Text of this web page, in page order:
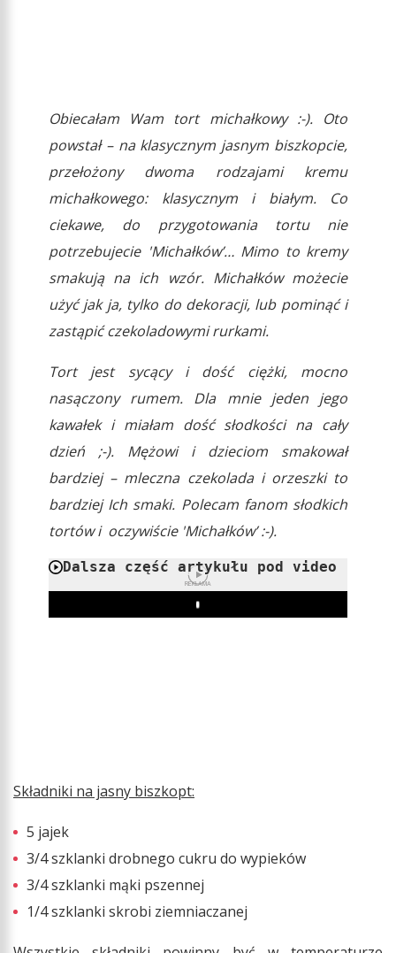
Obiecałam Wam tort michałkowy :-). Oto
powstał – na klasycznym jasnym biszkopcie,
przełożony dwoma rodzajami kremu
michałkowego: klasycznym i białym. Co
ciekawe, do przygotowania tortu nie
potrzebujecie 'Michałków’… Mimo to kremy
smakują na ich wzór. Michałków możecie
użyć jak ja, tylko do dekoracji, lub pominąć i
zastąpić czekoladowymi rurkami.
Tort jest sycący i dość ciężki, mocno
nasączony rumem. Dla mnie jeden jego
kawałek i miałam dość słodkości na cały
dzień ;-). Mężowi i dzieciom smakował
bardziej – mleczna czekolada i orzeszki to
bardziej Ich smaki. Polecam fanom słodkich
tortów i oczywiście 'Michałków’ :-).
Dalsza część artykułu pod video
REKLAMA
Play
Składniki na jasny biszkopt:
5 jajek
3/4 szklanki drobnego cukru do wypieków
3/4 szklanki mąki pszennej
1/4 szklanki skrobi ziemniaczanej